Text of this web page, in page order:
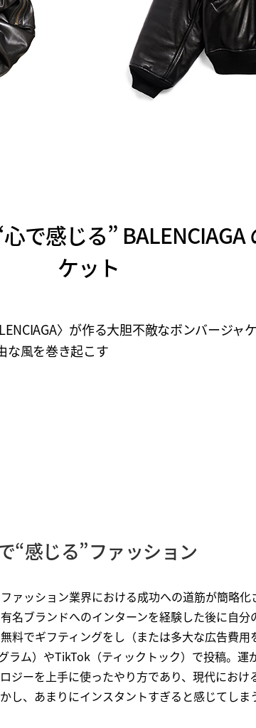
で感じる” BALENCIAGA
ケット
〉が作る大胆不敵なボンバージャ
な風を巻き起こす
“感じる”ファッション
ァッション業界における成功への道筋が簡略化
名ブランドへのインターンを経験した後に自
料でギフティングをし（または多大な広告費用
ラム）やTikTok（ティックトック）で投稿。運
ジーを上手に使ったやり方であり、現代におけ
し、あまりにインスタントすぎると感じてし